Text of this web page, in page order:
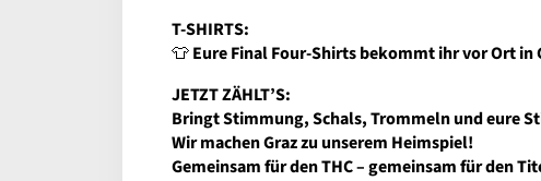
T-SHIRTS:
👕Eure Final Four-Shirts bekommt ihr vor Ort in
JETZT ZÄHLT’S:
Bringt Stimmung, Schals, Trommeln und eure
Wir machen Graz zu unserem Heimspiel!
Gemeinsam für den THC – gemeinsam für den